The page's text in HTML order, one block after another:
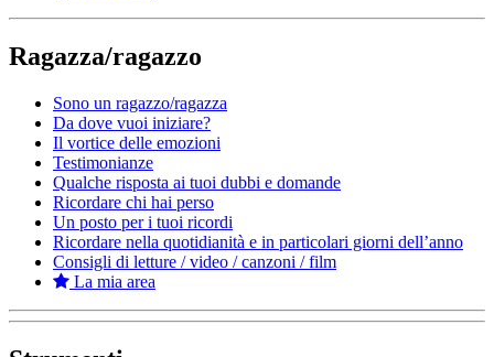
Ragazza/ragazzo
Sono un ragazzo/ragazza
Da dove vuoi iniziare?
Il vortice delle emozioni
Testimonianze
Qualche risposta ai tuoi dubbi e domande
Ricordare chi hai perso
Un posto per i tuoi ricordi
Ricordare nella quotidianità e in particolari giorni dell’anno
Consigli di letture / video / canzoni / film
La mia area